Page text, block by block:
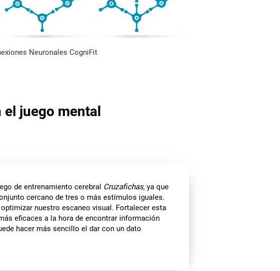
Neuronales CogniFit
juego mental
de entrenamiento cerebral Cruzafichas, ya que
cercano de tres o más estímulos iguales.
nuestro escaneo visual. Fortalecer esta
eficaces a la hora de encontrar información
hacer más sencillo el dar con un dato